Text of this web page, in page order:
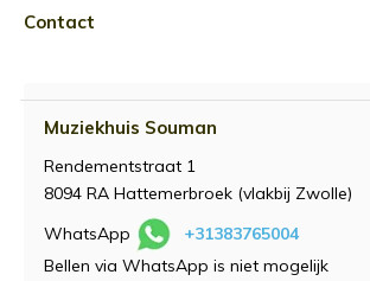
Contact
Muziekhuis Souman
Rendementstraat 1
8094 RA Hattemerbroek (vlakbij Zwolle)
WhatsApp
+31383765004
Bellen via WhatsApp is niet mogelijk